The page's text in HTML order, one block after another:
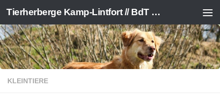
Zum Inhalt springen Tierherberge Kamp-Lintfort // BdT e.V.
KLEINTIERE